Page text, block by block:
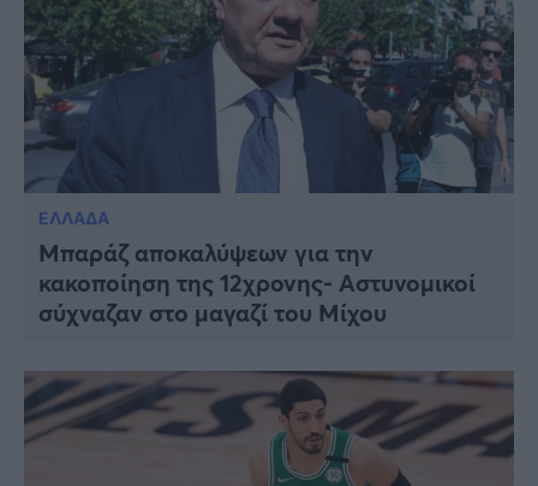
ΕΛΛΑΔΑ
Μπαράζ αποκαλύψεων για την
κακοποίηση της 12χρονης- Αστυνομικοί
σύχναζαν στο μαγαζί του Μίχου